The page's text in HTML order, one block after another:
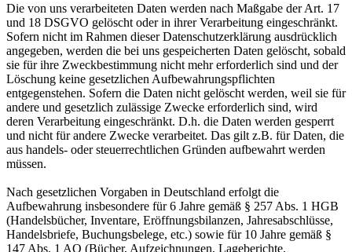
Die von uns verarbeiteten Daten werden nach Maßgabe der Art. 17
und 18 DSGVO gelöscht oder in ihrer Verarbeitung eingeschränkt.
Sofern nicht im Rahmen dieser Datenschutzerklärung ausdrücklich
angegeben, werden die bei uns gespeicherten Daten gelöscht, sobald
sie für ihre Zweckbestimmung nicht mehr erforderlich sind und der
Löschung keine gesetzlichen Aufbewahrungspflichten
entgegenstehen. Sofern die Daten nicht gelöscht werden, weil sie für
andere und gesetzlich zulässige Zwecke erforderlich sind, wird
deren Verarbeitung eingeschränkt. D.h. die Daten werden gesperrt
und nicht für andere Zwecke verarbeitet. Das gilt z.B. für Daten, die
aus handels- oder steuerrechtlichen Gründen aufbewahrt werden
müssen.
Nach gesetzlichen Vorgaben in Deutschland erfolgt die
Aufbewahrung insbesondere für 6 Jahre gemäß § 257 Abs. 1 HGB
(Handelsbücher, Inventare, Eröffnungsbilanzen, Jahresabschlüsse,
Handelsbriefe, Buchungsbelege, etc.) sowie für 10 Jahre gemäß §
147 Abs. 1 AO (Bücher, Aufzeichnungen, Lageberichte,